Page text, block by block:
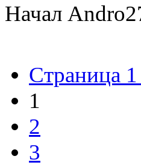
Начал
Страница
1
2
3